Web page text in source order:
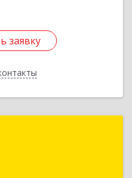
заявку
заявку
Наро-Фоминский р-н,